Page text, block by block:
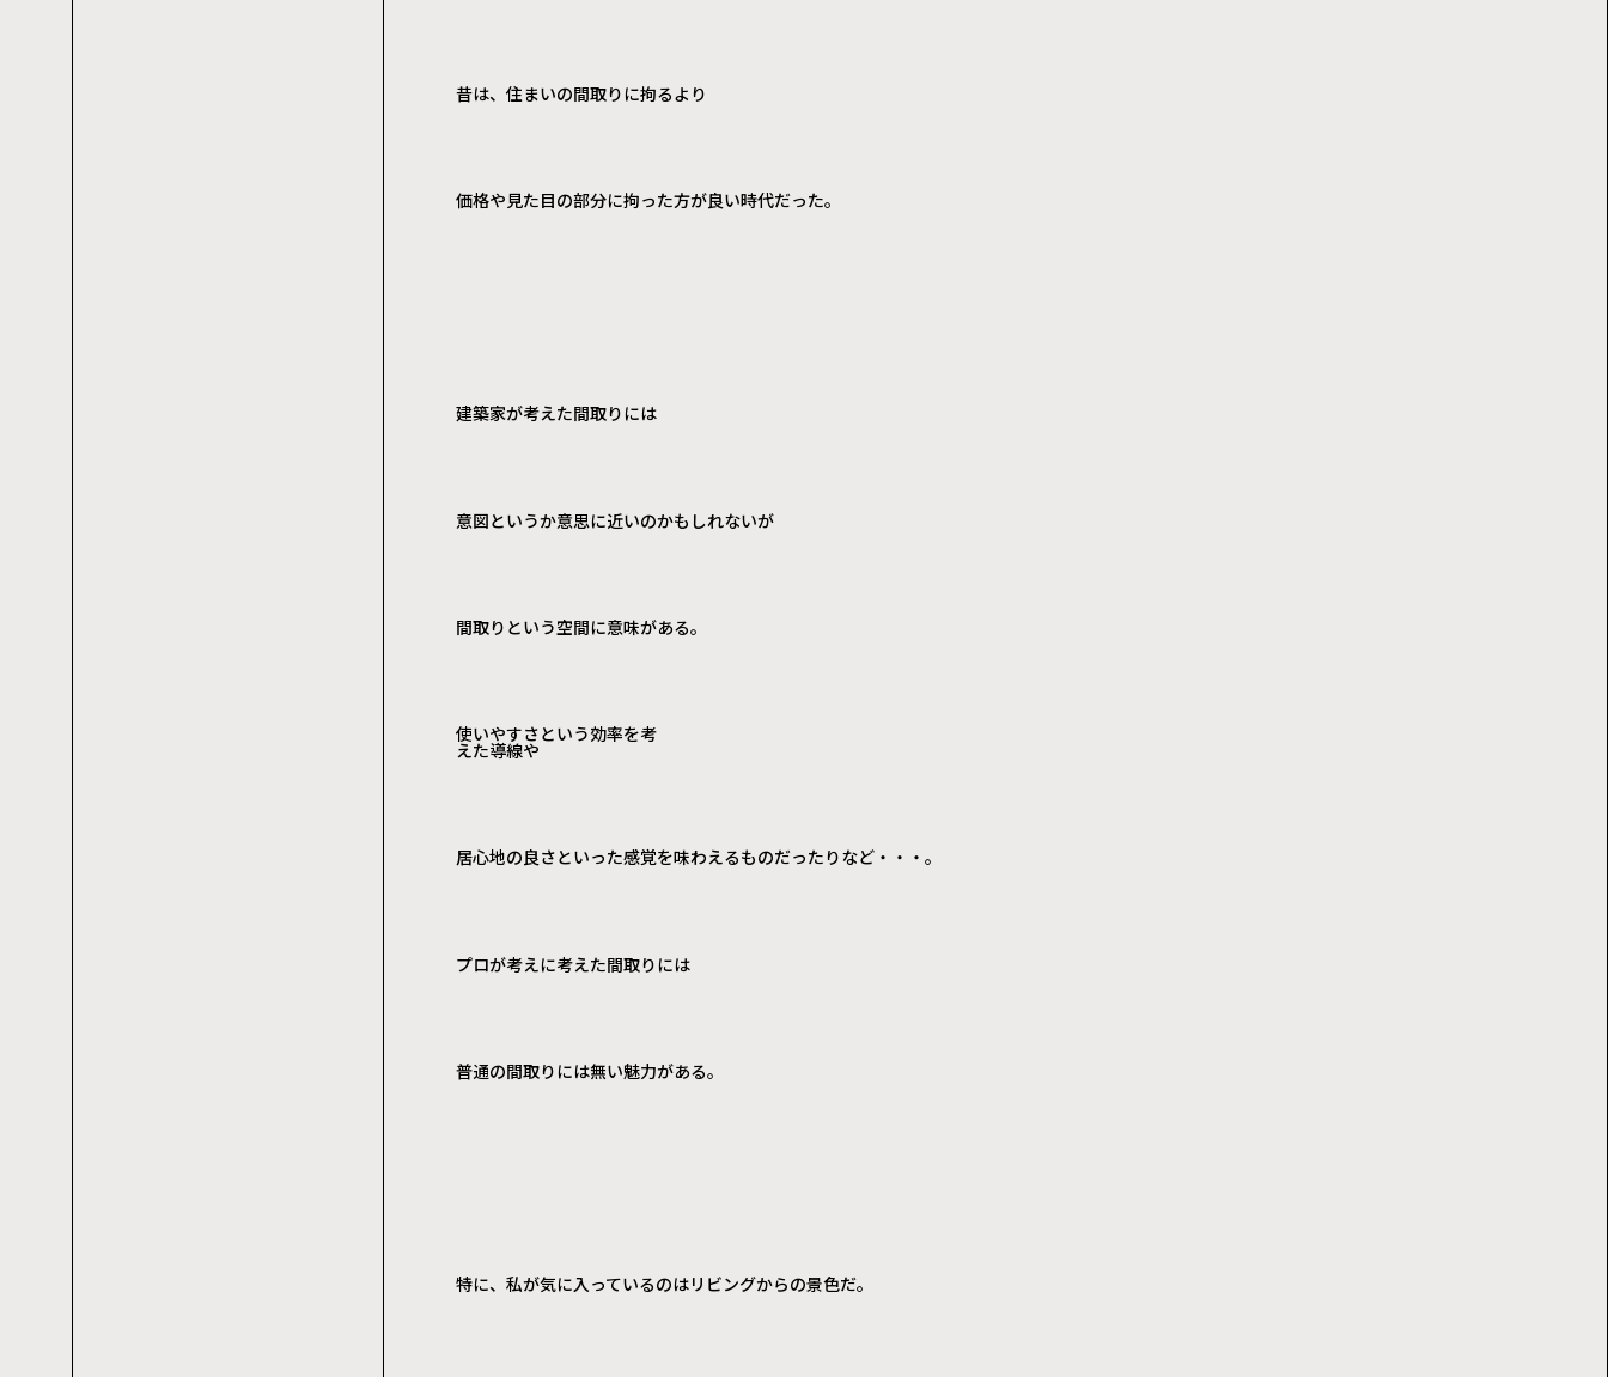
昔は、住まいの間取りに拘るより
価格や見た目の部分に拘った方が良い時代だった。
建築家が考えた間取りには
意図というか意思に近いのかもしれないが
間取りという空間に意味がある。
使いやすさという効率を考
えた導線や
居心地の良さといった感覚を味わえるものだったりなど・・・。
プロが考えに考えた間取りには
普通の間取りには無い魅力がある。
特に、私が気に入っているのはリビングからの景色だ。